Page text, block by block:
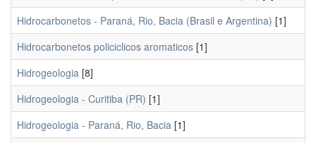
Hidrocarbonetos - Paraná, Rio, Bacia (Brasil e Argentina) [1]
Hidrocarbonetos policiclicos aromaticos [1]
Hidrogeologia [8]
Hidrogeologia - Curitiba (PR) [1]
Hidrogeologia - Paraná, Rio, Bacia [1]